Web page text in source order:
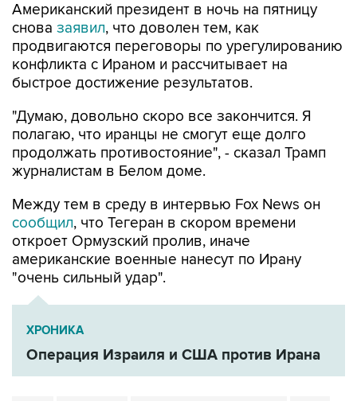
Американский президент в ночь на пятницу
снова заявил, что доволен тем, как
продвигаются переговоры по урегулированию
конфликта с Ираном и рассчитывает на
быстрое достижение результатов.
"Думаю, довольно скоро все закончится. Я
полагаю, что иранцы не смогут еще долго
продолжать противостояние", - сказал Трамп
журналистам в Белом доме.
Между тем в среду в интервью Fox News он
сообщил, что Тегеран в скором времени
откроет Ормузский пролив, иначе
американские военные нанесут по Ирану
"очень сильный удар".
ХРОНИКА
Операция Израиля и США против Ирана